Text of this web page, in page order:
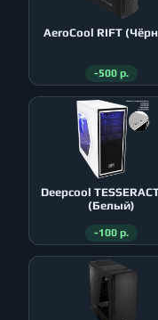
AeroСool RIFT
-500 р.
Deepcool
(Белый)
-100 р.